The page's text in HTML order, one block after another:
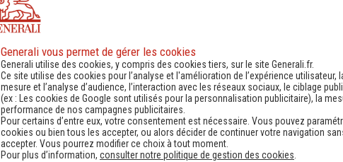
Découvrir
Generali vous permet de gérer les cookies
Generali utilise des cookies, y compris des cookies tiers, sur le site Generali.fr.
Ce site utilise des cookies pour l’analyse et l'amélioration de l’expérience utilisateur,
mesure et l’analyse d’audience, l’interaction avec les réseaux sociaux, le ciblage
(ex : Les cookies de Google sont utilisés pour la personnalisation publicitaire), la
performance de nos campagnes publicitaires.
Pour certains d’entre eux, votre consentement est nécessaire. Vous pouvez
cookies ou bien tous les accepter, ou alors décider de continuer votre navigation
accepter. Vous pourrez modifier ce choix à tout moment.
Pour plus d’information, consulter notre politique de gestion des cookies.